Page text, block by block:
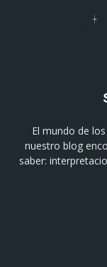
El mundo de
nuestro blog
saber: